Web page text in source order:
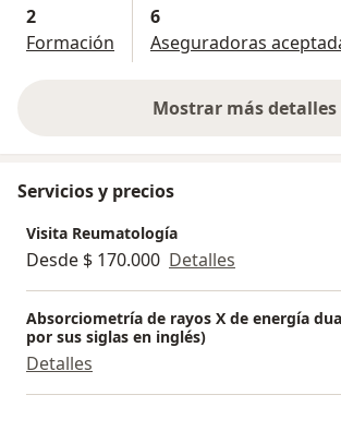
2
Formación
6
Aseguradoras
Mostrar más detalles
sobre la
Servicios y precios
Visita Reumatología
Desde $ 170.000 Detalles
Absorciometría de rayos X de energía
por sus siglas en inglés)
Detalles